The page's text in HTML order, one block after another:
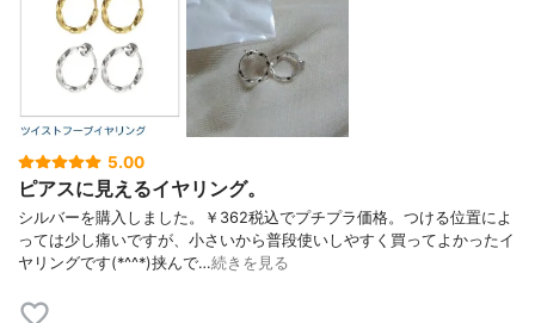
5.00
ピアスに見えるイヤリング。
シルバーを購入しました。￥362税込でプチプラ価格。つける位置によ
っては少し痛いですが、小さいから普段使いしやすく買ってよかったイ
ヤリングです(*^^*)挟んで…続きを見る